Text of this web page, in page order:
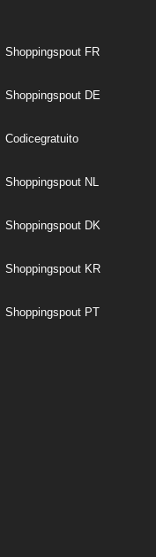
Shoppingspout FR
Shoppingspout DE
Codicegratuito
Shoppingspout NL
Shoppingspout DK
Shoppingspout KR
Shoppingspout PT